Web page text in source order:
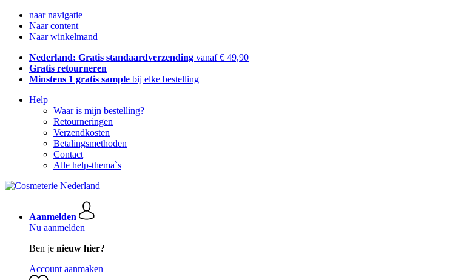
naar navigatie
Naar content
Naar winkelmand
Nederland: Gratis standaardverzending vanaf € 49,90
Gratis retourneren
Minstens 1 gratis sample bij elke bestelling
Help
Waar is mijn bestelling?
Retourneringen
Verzendkosten
Betalingsmethoden
Contact
Alle help-thema`s
Aanmelden
Nu aanmelden
Ben je nieuw hier?
Account aanmaken